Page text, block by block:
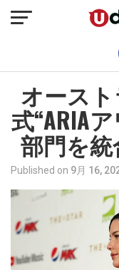
オース
式“ARIA
部門を
Published on 9月 16,
モバ